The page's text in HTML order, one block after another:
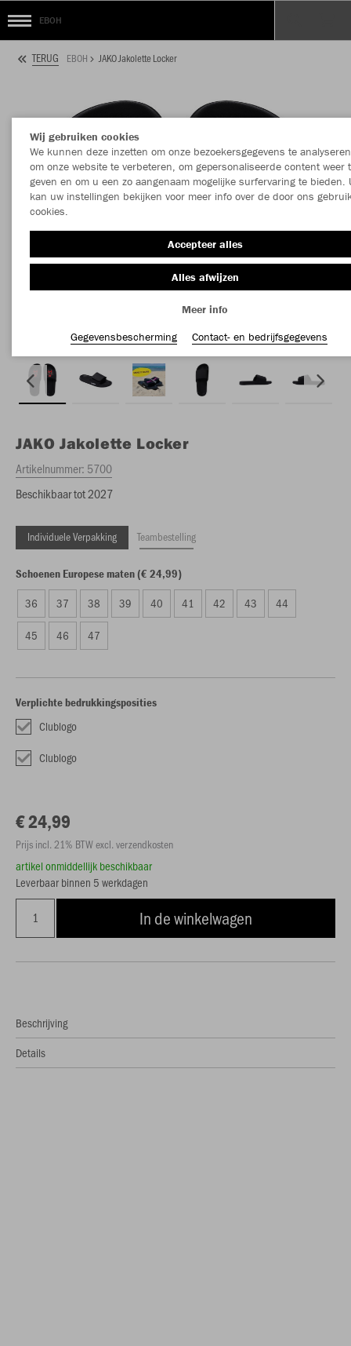
EBOH
TERUG EBOH JAKO Jakolette Locker
JAKO Jakolette Locker
Artikelnummer: 5700
Beschikbaar tot 2027
Individuele Verpakking Teambestelling
Schoenen Europese maten (€ 24,99)
36 37 38 39 40 41 42 43 44
45 46 47
Verplichte bedrukkingsposities
Clublogo
Clublogo
€ 24,99
Prijs incl. 21% BTW excl. verzendkosten
artikel onmiddellijk beschikbaar
Leverbaar binnen 5 werkdagen
In de winkelwagen
Beschrijving
Details
Wij gebruiken cookies
We kunnen deze inzetten om onze bezoekersgegevens te
om onze website te verbeteren, om gepersonaliseerde content weer
geven en om u een zo aangenaam mogelijke surfervaring te bieden.
kan uw instellingen bekijken voor meer info over de door ons
cookies.
Accepteer alles
Alles afwijzen
Meer info
Gegevensbescherming
Contact- en bedrijfsgegevens